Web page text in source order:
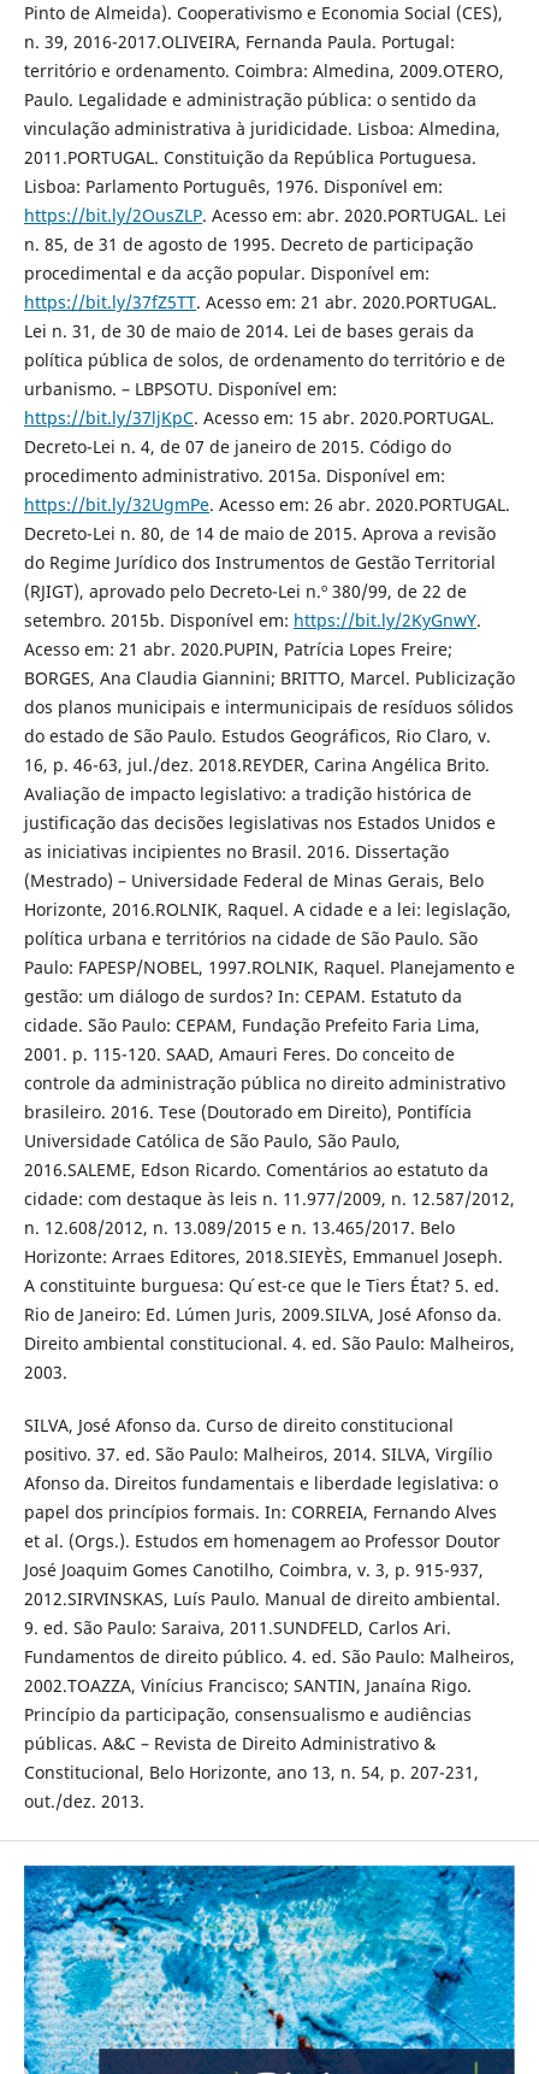
Pinto de Almeida). Cooperativismo e Economia Social (CES),
n. 39, 2016-2017.OLIVEIRA, Fernanda Paula. Portugal:
território e ordenamento. Coimbra: Almedina, 2009.OTERO,
Paulo. Legalidade e administração pública: o sentido da
vinculação administrativa à juridicidade. Lisboa: Almedina,
2011.PORTUGAL. Constituição da República Portuguesa.
Lisboa: Parlamento Português, 1976. Disponível em:
https://bit.ly/2OusZLP. Acesso em: abr. 2020.PORTUGAL. Lei
n. 85, de 31 de agosto de 1995. Decreto de participação
procedimental e da acção popular. Disponível em:
https://bit.ly/37fZ5TT. Acesso em: 21 abr. 2020.PORTUGAL.
Lei n. 31, de 30 de maio de 2014. Lei de bases gerais da
política pública de solos, de ordenamento do território e de
urbanismo. – LBPSOTU. Disponível em:
https://bit.ly/37ljKpC. Acesso em: 15 abr. 2020.PORTUGAL.
Decreto-Lei n. 4, de 07 de janeiro de 2015. Código do
procedimento administrativo. 2015a. Disponível em:
https://bit.ly/32UgmPe. Acesso em: 26 abr. 2020.PORTUGAL.
Decreto-Lei n. 80, de 14 de maio de 2015. Aprova a revisão
do Regime Jurídico dos Instrumentos de Gestão Territorial
(RJIGT), aprovado pelo Decreto-Lei n.º 380/99, de 22 de
setembro. 2015b. Disponível em: https://bit.ly/2KyGnwY.
Acesso em: 21 abr. 2020.PUPIN, Patrícia Lopes Freire;
BORGES, Ana Claudia Giannini; BRITTO, Marcel. Publicização
dos planos municipais e intermunicipais de resíduos sólidos
do estado de São Paulo. Estudos Geográficos, Rio Claro, v.
16, p. 46-63, jul./dez. 2018.REYDER, Carina Angélica Brito.
Avaliação de impacto legislativo: a tradição histórica de
justificação das decisões legislativas nos Estados Unidos e
as iniciativas incipientes no Brasil. 2016. Dissertação
(Mestrado) – Universidade Federal de Minas Gerais, Belo
Horizonte, 2016.ROLNIK, Raquel. A cidade e a lei: legislação,
política urbana e territórios na cidade de São Paulo. São
Paulo: FAPESP/NOBEL, 1997.ROLNIK, Raquel. Planejamento e
gestão: um diálogo de surdos? In: CEPAM. Estatuto da
cidade. São Paulo: CEPAM, Fundação Prefeito Faria Lima,
2001. p. 115-120. SAAD, Amauri Feres. Do conceito de
controle da administração pública no direito administrativo
brasileiro. 2016. Tese (Doutorado em Direito), Pontifícia
Universidade Católica de São Paulo, São Paulo,
2016.SALEME, Edson Ricardo. Comentários ao estatuto da
cidade: com destaque às leis n. 11.977/2009, n. 12.587/2012,
n. 12.608/2012, n. 13.089/2015 e n. 13.465/2017. Belo
Horizonte: Arraes Editores, 2018.SIEYÈS, Emmanuel Joseph.
A constituinte burguesa: Qu ́est-ce que le Tiers État? 5. ed.
Rio de Janeiro: Ed. Lúmen Juris, 2009.SILVA, José Afonso da.
Direito ambiental constitucional. 4. ed. São Paulo: Malheiros,
2003.
SILVA, José Afonso da. Curso de direito constitucional
positivo. 37. ed. São Paulo: Malheiros, 2014. SILVA, Virgílio
Afonso da. Direitos fundamentais e liberdade legislativa: o
papel dos princípios formais. In: CORREIA, Fernando Alves
et al. (Orgs.). Estudos em homenagem ao Professor Doutor
José Joaquim Gomes Canotilho, Coimbra, v. 3, p. 915-937,
2012.SIRVINSKAS, Luís Paulo. Manual de direito ambiental.
9. ed. São Paulo: Saraiva, 2011.SUNDFELD, Carlos Ari.
Fundamentos de direito público. 4. ed. São Paulo: Malheiros,
2002.TOAZZA, Vinícius Francisco; SANTIN, Janaína Rigo.
Princípio da participação, consensualismo e audiências
públicas. A&C – Revista de Direito Administrativo &
Constitucional, Belo Horizonte, ano 13, n. 54, p. 207-231,
out./dez. 2013.